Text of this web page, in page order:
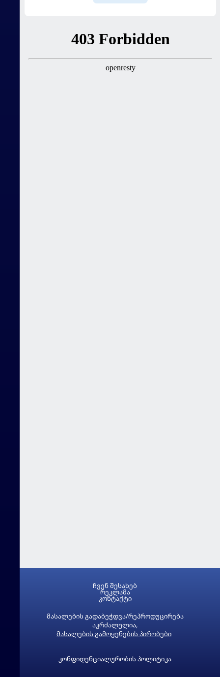
მასალების გადაბეჭდვა/რეპროდუცირება
აკრძალულია,
მასალების გამოყენების პირობები
კონფიდენციალურობის პოლიტიკა
ჩვენ შესახებ
რეკლამა
კონტაქტი